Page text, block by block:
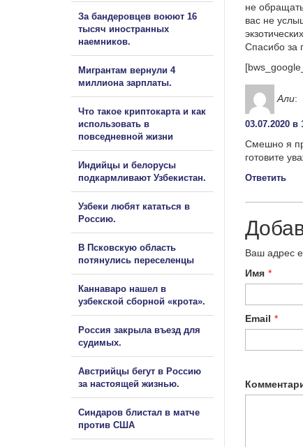
не
вас не
Спасибо за
Али:
03.07.2020 в
Смешно я
готовите
Ответить
Ваш адрес
Имя *
Email *
За бандеровцев воюют 16
тысяч иностранных
наемников.
Мигрантам вернули 4
миллиона зарплаты.
Что такое криптокарта и как
использовать в
повседневной жизни
Индийцы и белорусы
подкармливают Узбекистан.
Узбеки любят кататься в
Россию.
В Псковскую область
потянулись переселенцы
Каннаваро нашел в
узбекской сборной «крота».
Россия закрыла въезд для
судимых.
Австрийцы бегут в Россию
за настоящей жизнью.
Синдаров блистал в матче
против США